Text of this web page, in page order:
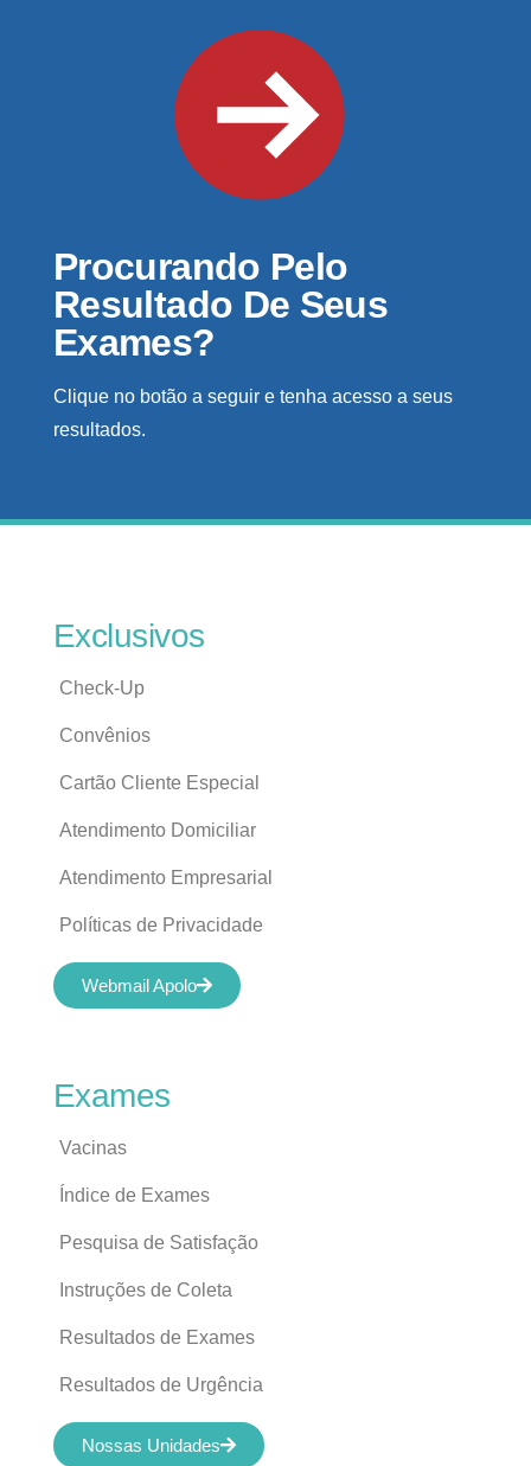
Procurando Pelo
Resultado De Seus
Exames?
Clique no botão a seguir e tenha acesso a seus
resultados.
Exames
Vacinas
Índice de Exames
Pesquisa de Satisfação
Instruções de Coleta
Resultados de Exames
Resultados de Urgência
Nossas Unidades
Exclusivos
Check-Up
Convênios
Cartão Cliente Especial
Atendimento Domiciliar
Atendimento Empresarial
Políticas de Privacidade
Webmail Apolo